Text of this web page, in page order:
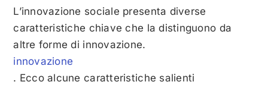
L’innovazione sociale presenta diverse
caratteristiche chiave che la distinguono da
altre forme di innovazione.
innovazione
. Ecco alcune caratteristiche salienti